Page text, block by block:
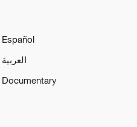
Español
العربية
Documentary